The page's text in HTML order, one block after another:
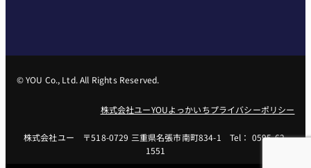
© YOU Co., Ltd. All Rights Reserved.
株式会社ユーYOUよっかいちプライバシーポリシー
株式会社ユー 〒518-0729 三重県名張市南町834-1 Tel： 0595-62-
1551